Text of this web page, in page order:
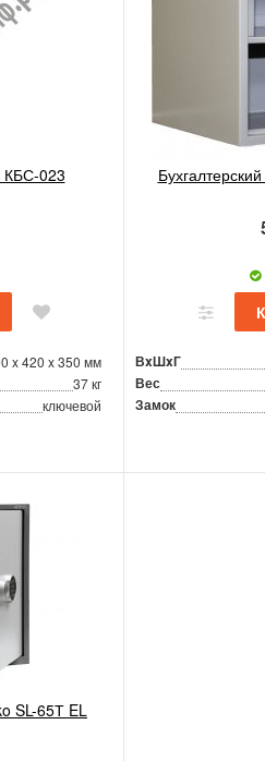
КБС-023
x 420 x 350 мм
37 кг
ключевой
ВxШxГ
Вес
Замок
SL-65Т EL